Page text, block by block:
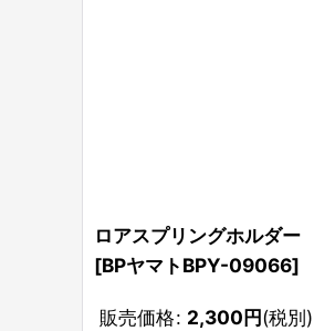
ロアスプリングホルダー
[BPヤマトBPY-09066]
販売価格: 2,300円(税別)